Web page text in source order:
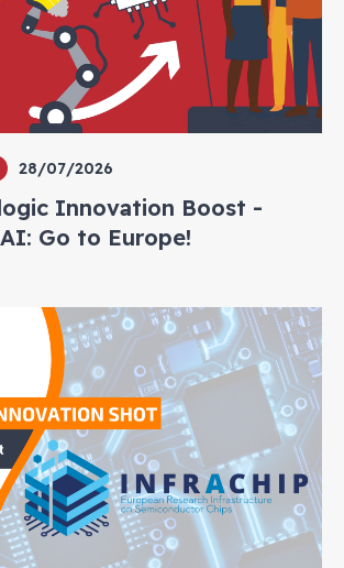
28/07/2026
Innovation Boost -
Go to Europe!